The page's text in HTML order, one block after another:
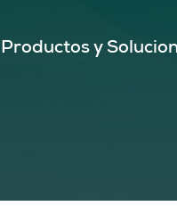
Productos y